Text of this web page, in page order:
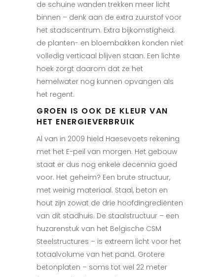
de schuine wanden trekken meer licht
binnen – denk aan de extra zuurstof voor
het stadscentrum. Extra bijkomstigheid:
de planten- en bloembakken konden niet
volledig verticaal blijven staan. Een lichte
hoek zorgt daarom dat ze het
hemelwater nog kunnen opvangen als
het regent.
GROEN IS OOK DE KLEUR VAN
HET ENERGIEVERBRUIK
Al van in 2009 hield Haesevoets rekening
met het E-peil van morgen. Het gebouw
staat er dus nog enkele decennia goed
voor. Het geheim? Een brute structuur,
met weinig materiaal. Staal, beton en
hout zijn zowat de drie hoofdingrediënten
van dit stadhuis. De staalstructuur – een
huzarenstuk van het Belgische CSM
Steelstructures – is extreem licht voor het
totaalvolume van het pand. Grotere
betonplaten – soms tot wel 22 meter